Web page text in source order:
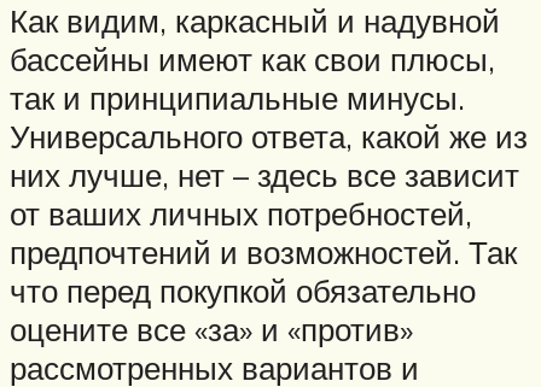
Как видим, каркасный и надувной
бассейны имеют как свои плюсы,
так и принципиальные минусы.
Универсального ответа, какой же из
них лучше, нет – здесь все зависит
от ваших личных потребностей,
предпочтений и возможностей. Так
что перед покупкой обязательно
оцените все «за» и «против»
рассмотренных вариантов и